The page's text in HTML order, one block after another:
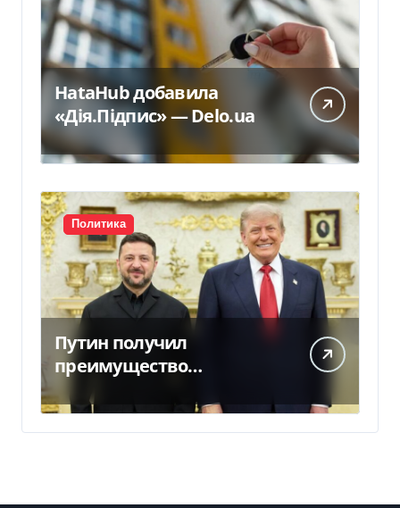
HataHub добавила
«Дія.Підпис» — Delo.ua
Политика
Путин получил
преимущество
благодаря действиям
США